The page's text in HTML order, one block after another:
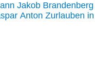
Jakob
Anton Zurlauben